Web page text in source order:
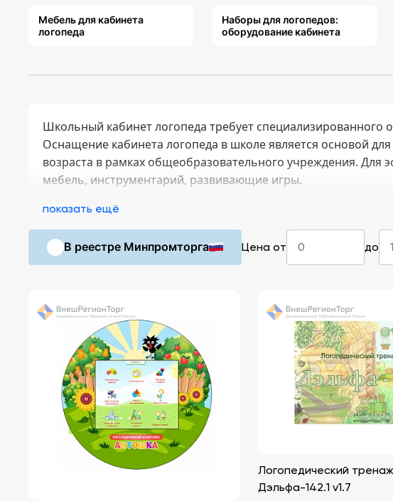
Мебель для кабинета
логопеда
Наборы для логопедов:
оборудование кабинета
Школьный кабинет логопеда требует
Оснащение кабинета логопеда в школе является основой
возраста в рамках общеобразовательного учреждения.
мебель, инструментарий, развивающие игры.
показать ещё
В реестре Минпромторга Цена от до
Логопедический
Дэльфа-142.1 v1.7